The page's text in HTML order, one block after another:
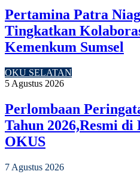
Pertamina Patra
Tingkatkan
Kemenkum Sumsel
OKU SELATAN
5 Agustus 2026
Perlombaan
Tahun 2026,Resmi
OKUS
7 Agustus 2026